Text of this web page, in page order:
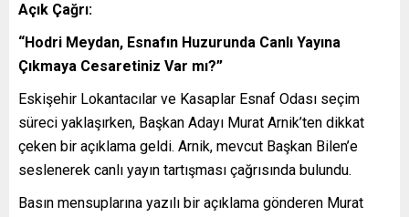
Açık Çağrı:
“Hodri Meydan, Esnafın Huzurunda Canlı Yayına
Çıkmaya Cesaretiniz Var mı?”
Eskişehir Lokantacılar ve Kasaplar Esnaf Odası seçim
süreci yaklaşırken, Başkan Adayı Murat Arnik’ten dikkat
çeken bir açıklama geldi. Arnik, mevcut Başkan Bilen’e
seslenerek canlı yayın tartışması çağrısında bulundu.
Basın mensuplarına yazılı bir açıklama gönderen Murat